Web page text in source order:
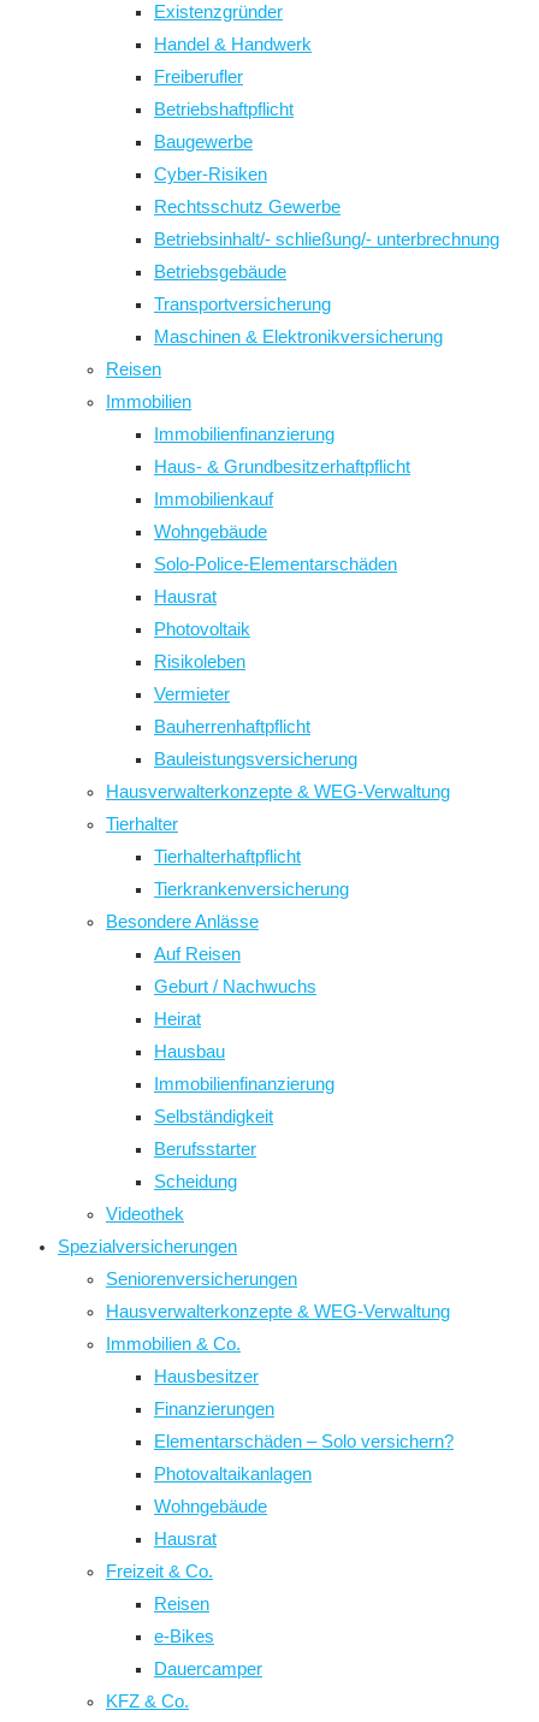
Existenzgründer
Handel & Handwerk
Freiberufler
Betriebshaftpflicht
Baugewerbe
Cyber-Risiken
Rechtsschutz Gewerbe
Betriebsinhalt/- schließung/- unterbrechnung
Betriebsgebäude
Transportversicherung
Maschinen & Elektronikversicherung
Reisen
Immobilien
Immobilienfinanzierung
Haus- & Grundbesitzerhaftpflicht
Immobilienkauf
Wohngebäude
Solo-Police-Elementarschäden
Hausrat
Photovoltaik
Risikoleben
Vermieter
Bauherrenhaftpflicht
Bauleistungsversicherung
Hausverwalterkonzepte & WEG-Verwaltung
Tierhalter
Tierhalterhaftpflicht
Tierkrankenversicherung
Besondere Anlässe
Auf Reisen
Geburt / Nachwuchs
Heirat
Hausbau
Immobilienfinanzierung
Selbständigkeit
Berufsstarter
Scheidung
Videothek
Spezialversicherungen
Seniorenversicherungen
Hausverwalterkonzepte & WEG-Verwaltung
Immobilien & Co.
Hausbesitzer
Finanzierungen
Elementarschäden – Solo versichern?
Photovaltaikanlagen
Wohngebäude
Hausrat
Freizeit & Co.
Reisen
e-Bikes
Dauercamper
KFZ & Co.